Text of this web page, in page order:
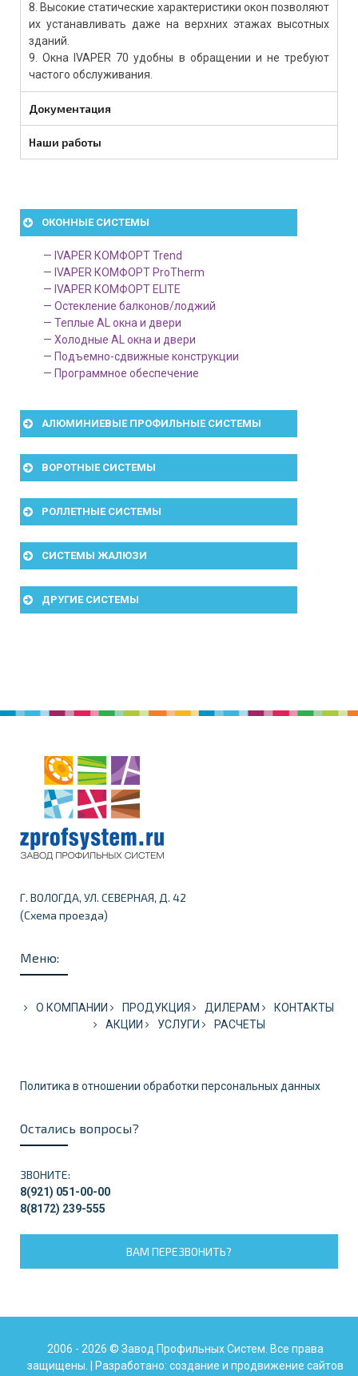
8. Высокие статические характеристики окон позволяют
их устанавливать даже на верхних этажах высотных
зданий.
9. Окна IVAPER 70 удобны в обращении и не требуют
частого обслуживания.
Документация
Наши работы
ОКОННЫЕ СИСТЕМЫ
— IVAPER КОМФОРТ Trend
— IVAPER КОМФОРТ ProTherm
— IVAPER КОМФОРТ ELITE
— Остекление балконов/лоджий
— Теплые AL окна и двери
— Холодные AL окна и двери
— Подъемно-сдвижные конструкции
— Программное обеспечение
АЛЮМИНИЕВЫЕ ПРОФИЛЬНЫЕ СИСТЕМЫ
ВОРОТНЫЕ СИСТЕМЫ
РОЛЛЕТНЫЕ СИСТЕМЫ
СИСТЕМЫ ЖАЛЮЗИ
ДРУГИЕ СИСТЕМЫ
Г. ВОЛОГДА, УЛ. СЕВЕРНАЯ, Д. 42
(Схема проезда)
Меню:
О КОМПАНИИ ПРОДУКЦИЯ ДИЛЕРАМ
КОНТАКТЫ
АКЦИИ
УСЛУГИ РАСЧЕТЫ
Политика в отношении обработки персональных данных
Остались вопросы?
ЗВОНИТЕ:
8(921) 051-00-00
8(8172) 239-555
ВАМ ПЕРЕЗВОНИТЬ?
2006 - 2026 © Завод Профильных Систем. Все права
защищены.
Разработано: создание и продвижение сайтов